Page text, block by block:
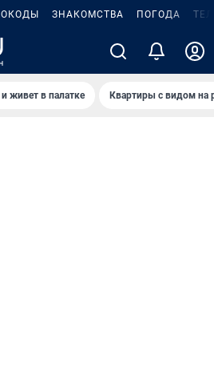
ЗНАКОМСТВА ПОГОДА
живет в палатке Квартиры с видом на